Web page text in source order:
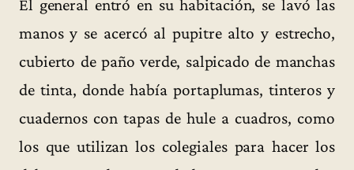
El general entró en su habitación, se lavó las
manos y se acercó al pupitre alto y estrecho,
cubierto de paño verde, salpicado de manchas
de tinta, donde había portaplumas, tinteros y
cuadernos con tapas de hule a cuadros, como
los que utilizan los colegiales para hacer los